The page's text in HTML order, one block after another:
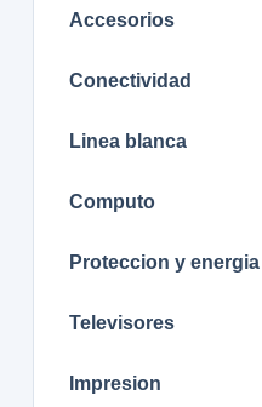
Accesorios
Conectividad
Linea blanca
Computo
Proteccion y energia
Televisores
Impresion